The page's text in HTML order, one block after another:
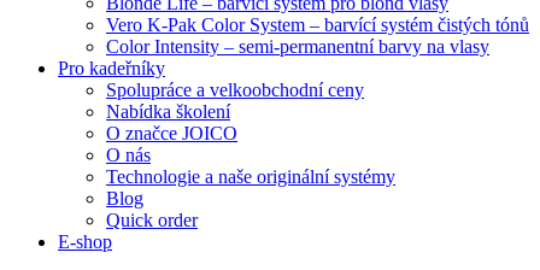
Vero K-Pak Color System – barvící systém čistých tónů
Color Intensity – semi-permanentní barvy na vlasy
Pro kadeřníky
Spolupráce a velkoobchodní ceny
Nabídka školení
O značce JOICO
O nás
Technologie a naše originální systémy
Blog
Quick order
E-shop